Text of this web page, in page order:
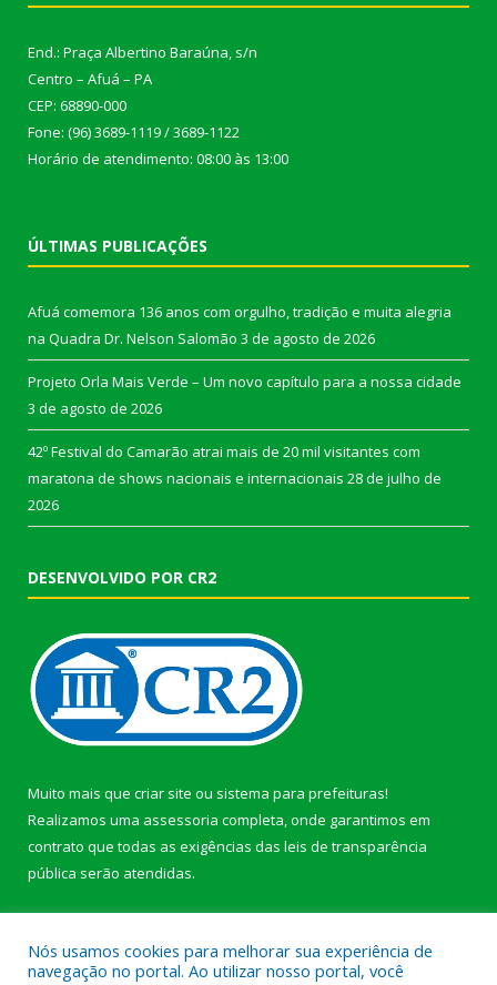
End.: Praça Albertino Baraúna, s/n
Centro – Afuá – PA
CEP: 68890-000
Fone: (96) 3689-1119 / 3689-1122
Horário de atendimento: 08:00 às 13:00
ÚLTIMAS PUBLICAÇÕES
Afuá comemora 136 anos com orgulho, tradição e muita alegria
na Quadra Dr. Nelson Salomão 3 de agosto de 2026
Projeto Orla Mais Verde – Um novo capítulo para a nossa cidade
3 de agosto de 2026
42º Festival do Camarão atrai mais de 20 mil visitantes com
maratona de shows nacionais e internacionais 28 de julho de
2026
DESENVOLVIDO POR CR2
Muito mais que criar site ou sistema para prefeituras!
Realizamos uma assessoria completa, onde garantimos em
contrato que todas as exigências das leis de transparência
pública serão atendidas.
Nós usamos cookies para melhorar sua experiência de
navegação no portal. Ao utilizar nosso portal, você